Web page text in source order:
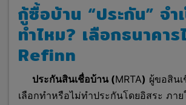
กู้ซื้อบ้าน “ประกัน” จ
ทำไหม? เลือกธนาคา
Refinn
ประกันสินเชื่อบ้าน (MRTA) ผู้ขอสิน
เลือกทำหรือไม่ทำประกันโดยอิสระ ภา